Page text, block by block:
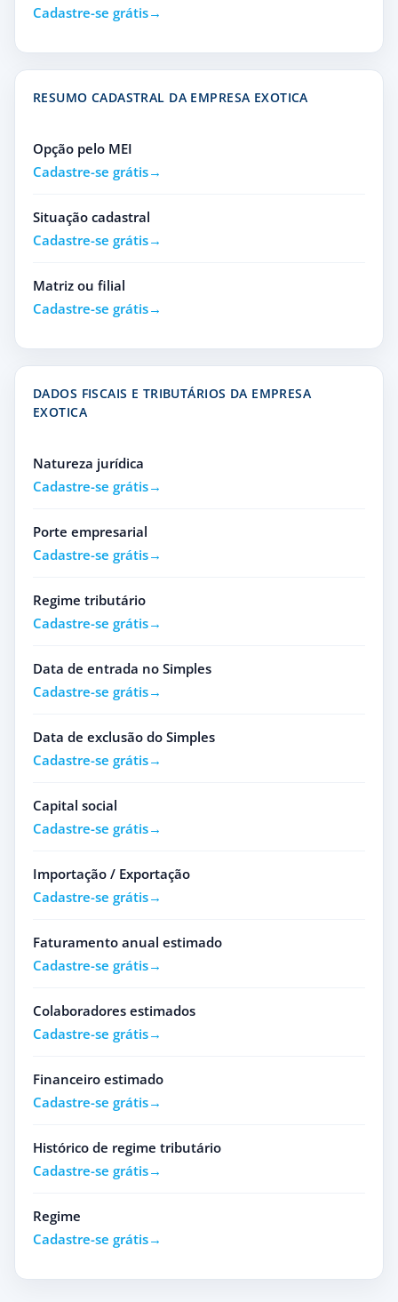
Cadastre-se grátis
RESUMO CADASTRAL DA EMPRESA EXOTICA
Opção pelo MEI
Cadastre-se grátis
Situação cadastral
Cadastre-se grátis
Matriz ou filial
Cadastre-se grátis
DADOS FISCAIS E TRIBUTÁRIOS DA EMPRESA
EXOTICA
Natureza jurídica
Cadastre-se grátis
Porte empresarial
Cadastre-se grátis
Regime tributário
Cadastre-se grátis
Data de entrada no Simples
Cadastre-se grátis
Data de exclusão do Simples
Cadastre-se grátis
Capital social
Cadastre-se grátis
Importação / Exportação
Cadastre-se grátis
Faturamento anual estimado
Cadastre-se grátis
Colaboradores estimados
Cadastre-se grátis
Financeiro estimado
Cadastre-se grátis
Histórico de regime tributário
Cadastre-se grátis
Regime
Cadastre-se grátis